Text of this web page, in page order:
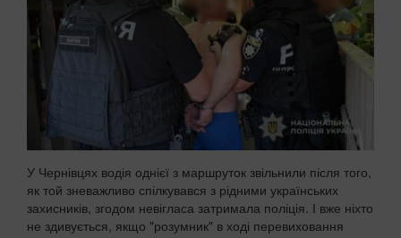
У Чернівцях водія однієї з маршруток звільнили після того,
як той зневажливо спілкувався з рідними українських
захисників, згодом невігласа затримала поліція. І вже ніхто
не здивується, якщо "розумник" в ході перевиховання